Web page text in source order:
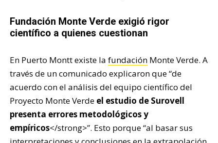
Fundación Monte Verde exigió rigor
científico a quienes cuestionan
En Puerto Montt existe la fundación Monte Verde. A
través de un comunicado explicaron que “de
acuerdo con el análisis del equipo científico del
Proyecto Monte Verde el estudio de Surovell
presenta errores metodológicos y
empíricos</strong>”. Esto porque “al basar sus